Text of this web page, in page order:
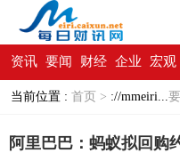
资讯 要闻 财经 企业 宏观
当前位置 : 首页 > ://mmeiri...
阿里巴巴：蚂蚁拟回购